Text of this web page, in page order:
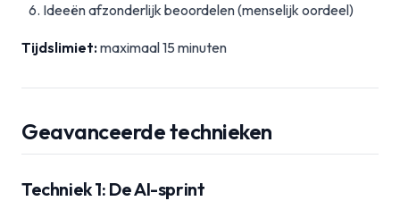
Ideeën afzonderlijk beoordelen (menselijk oordeel)
Tijdslimiet:maximaal 15 minuten
Geavanceerde technieken
Techniek 1: De AI-sprint